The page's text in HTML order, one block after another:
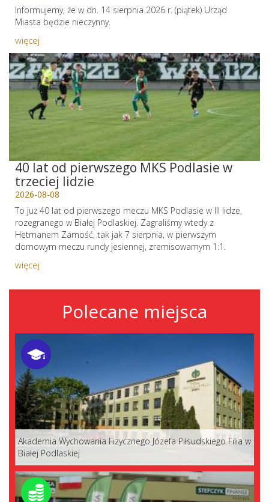
Informujemy, że w dn. 14 sierpnia 2026 r. (piątek) Urząd
Miasta będzie nieczynny.
więcej
40 lat od pierwszego MKS Podlasie w
trzeciej lidzie
2026-08-08
To już 40 lat od pierwszego meczu MKS Podlasie w III lidze,
rozegranego w Białej Podlaskiej. Zagraliśmy wtedy z
Hetmanem Zamość, tak jak 7 sierpnia, w pierwszym
domowym meczu rundy jesiennej, zremisowamym 1:1.
więcej
Polecane miejsca
Akademia Wychowania Fizycznego Józefa Piłsudskiego Filia w
Białej Podlaskiej